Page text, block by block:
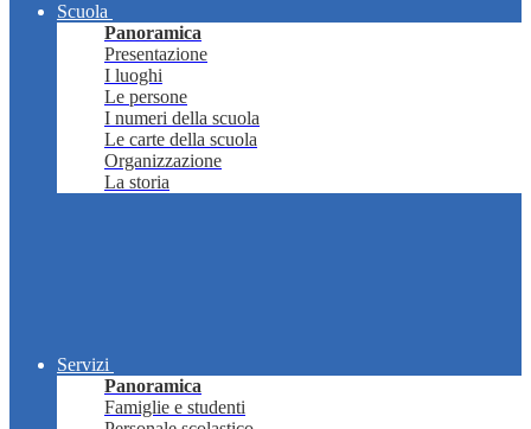
Scuola
Panoramica
Presentazione
I luoghi
Le persone
I numeri della scuola
Le carte della scuola
Organizzazione
La storia
Servizi
Panoramica
Famiglie e studenti